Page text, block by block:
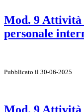
Mod. 9 Attività
personale
Pubblicato il 30-06-2025